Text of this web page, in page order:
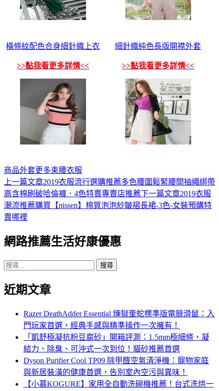
橫條紋配色合身細針織上衣
>>點我看更多詳情<<
細針織純色長版開襟外套
>>點我看更多詳情<<
商品外套更多束腰衣服
文
章
導
覽
上一篇文章2019衣服流行選購推薦多色腰圍鬆緊腰間抽繩綁帶
高含棉刷破哈倫褲．4色特賣專賣店推薦下一篇文章2019衣服
潮流推薦購買【nissen】棉質泡泡紗皺褶長裙-3色-女裝預購特
賣哪裡
網路推薦生活好康優惠
搜
關
近期文章
Razer DeathAdder Essential 煉獄奎蛇標準版電競滑鼠：入
門玩家首選，經典手感與精準操作一次擁有！
「凱舒極凝抗粉豆腐砂」開箱評測：1.5mm極細條，凝
結力、除臭、可沖式一次到位！貓砂推薦首選
Dyson Purifier Cool TP09 除甲醛空氣清淨機：寵物家庭
與新居裝潢的健康首選，告別室內空污與異味！
【小慕KOGURE】家用全自動洗碗機推薦！台式洗烘一